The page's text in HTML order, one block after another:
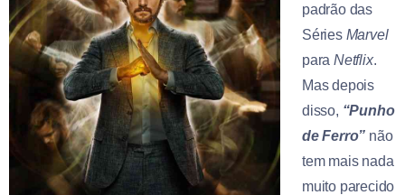
padrão das
Séries Marvel
para Netflix.
Mas depois
disso, “Punho
de Ferro” não
tem mais nada
muito parecido